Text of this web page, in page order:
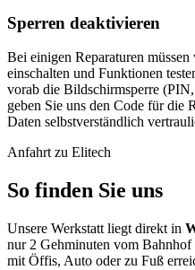
Sperren deaktivieren
Bei einigen Reparaturen
einschalten und Funktionen
vorab die Bildschirmsperre
geben Sie uns den Code für die
Daten selbstverständlich
Anfahrt zu Elitech
So finden Sie uns
Unsere Werkstatt liegt direkt in
nur 2 Gehminuten vom
mit Öffis, Auto oder zu Fuß